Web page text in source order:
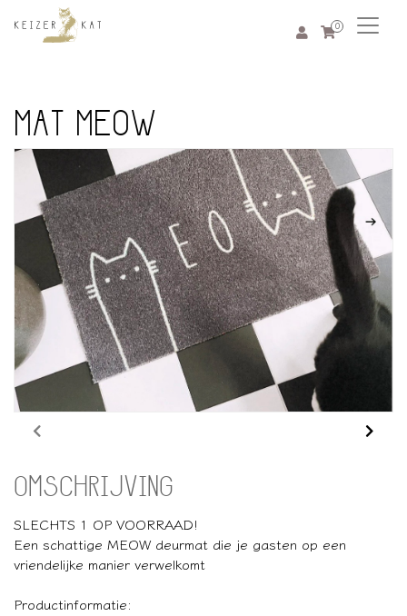
0
MAT MEOW
OMSCHRIJVING
SLECHTS 1 OP VOORRAAD!
Een schattige MEOW deurmat die je gasten op een
vriendelijke manier verwelkomt
Productinformatie: